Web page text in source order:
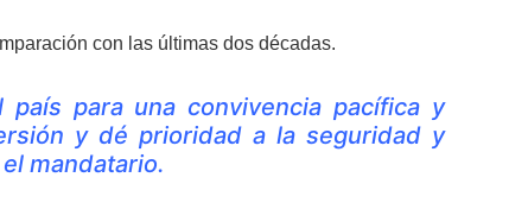
con las últimas dos décadas.
para una convivencia pacífica y
y dé prioridad a la seguridad y
mandatario.